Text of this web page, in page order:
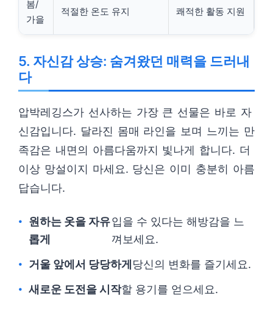
봄/
가을
적절한 온도 유지 쾌적한 활동 지원
5. 자신감 상승: 숨겨왔던 매력을 드러내
다
압박레깅스가 선사하는 가장 큰 선물은 바로 자
신감입니다. 달라진 몸매 라인을 보며 느끼는 만
족감은 내면의 아름다움까지 빛나게 합니다. 더
이상 망설이지 마세요. 당신은 이미 충분히 아름
답습니다.
원하는 옷을 자유
롭게
입을 수 있다는 해방감을 느
껴보세요.
거울 앞에서 당당하게 당신의 변화를 즐기세요.
새로운 도전을 시작할 용기를 얻으세요.